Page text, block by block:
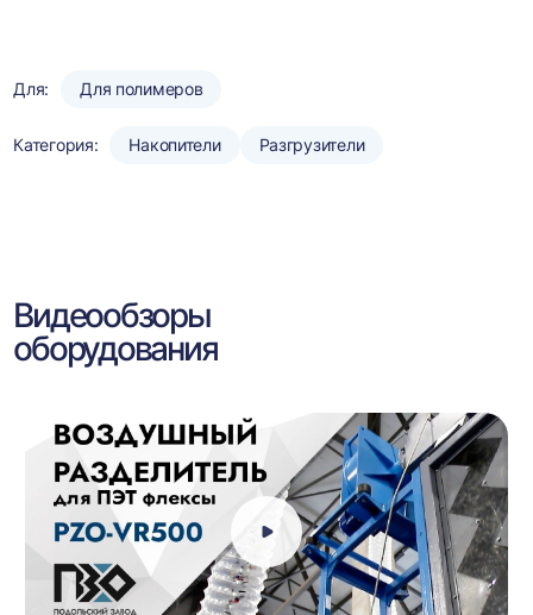
Для: Для полимеров
Категория: Накопители Разгрузители
Видеообзоры
оборудования